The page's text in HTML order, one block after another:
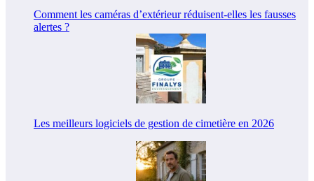
Comment les caméras d’extérieur réduisent-elles les fausses
alertes ?
Les meilleurs logiciels de gestion de cimetière en 2026